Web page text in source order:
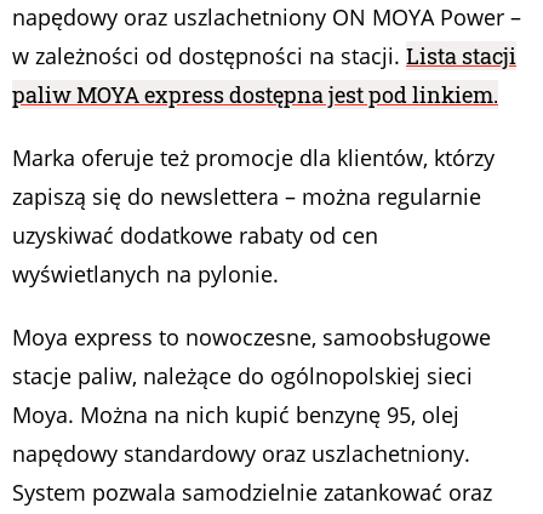
napędowy oraz uszlachetniony ON MOYA Power –
w zależności od dostępności na stacji. Lista stacji
paliw MOYA express dostępna jest pod linkiem.
Marka oferuje też promocje dla klientów, którzy
zapiszą się do newslettera – można regularnie
uzyskiwać dodatkowe rabaty od cen
wyświetlanych na pylonie.
Moya express to nowoczesne, samoobsługowe
stacje paliw, należące do ogólnopolskiej sieci
Moya. Można na nich kupić benzynę 95, olej
napędowy standardowy oraz uszlachetniony.
System pozwala samodzielnie zatankować oraz